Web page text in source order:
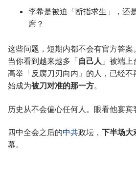
李希是被迫「断指求生」，还
席？
这些问题，短期内都不会有官方答案
当你看到越来越多「自己人 」被端
高举「反腐刀刃向内」的人，已经不
始成为被刀对准的那一方。
历史从不会偏心任何人。眼看他宴宾
四中全会之后的中共政坛， 下半场大
幕。